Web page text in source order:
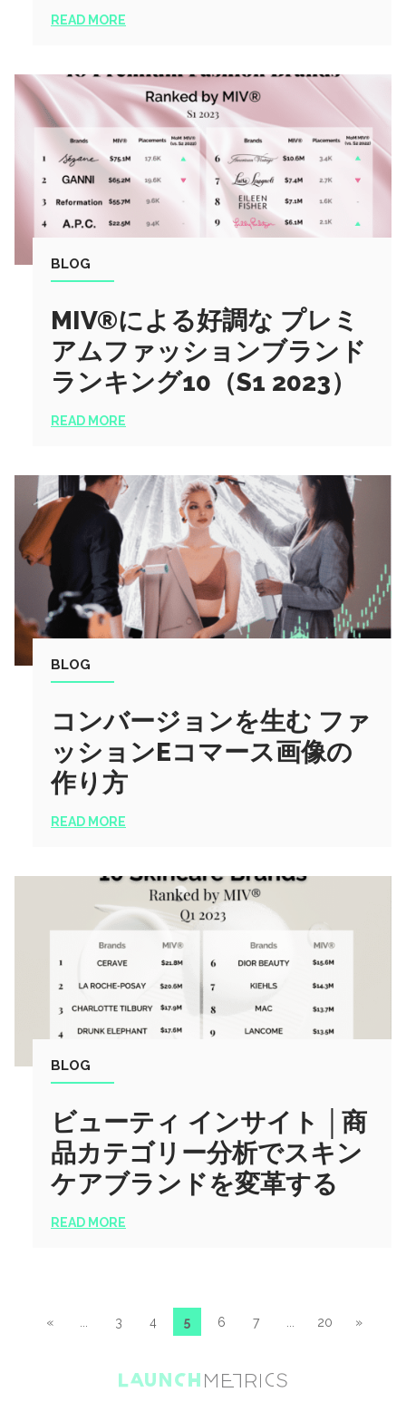
READ MORE
BLOG
MIV®による好調な プレミ
アムファッションブランド
ランキング10（S1 2023）
READ MORE
BLOG
コンバージョンを生む ファ
ッションEコマース画像の
作り方
READ MORE
BLOG
ビューティ インサイト │商
品カテゴリー分析でスキン
ケアブランドを変革する
READ MORE
« 3 4 5 6 7 »
20